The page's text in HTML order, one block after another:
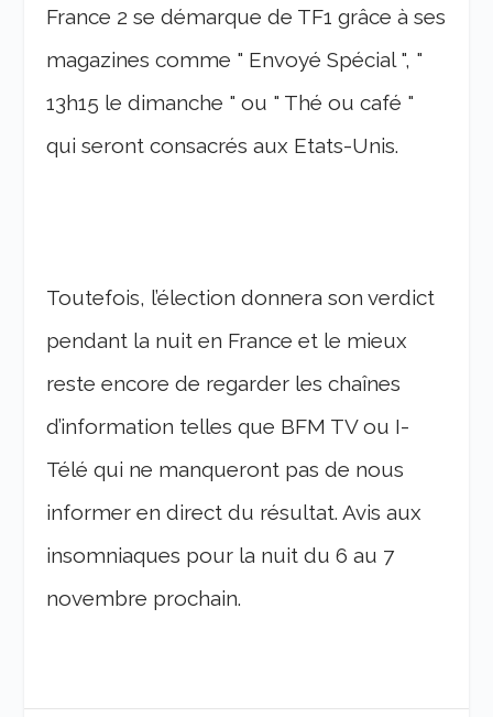
France 2 se démarque de TF1 grâce à ses
magazines comme " Envoyé Spécial ", "
13h15 le dimanche " ou " Thé ou café "
qui seront consacrés aux Etats-Unis.
Toutefois, l’élection donnera son verdict
pendant la nuit en France et le mieux
reste encore de regarder les chaînes
d’information telles que BFM TV ou I-
Télé qui ne manqueront pas de nous
informer en direct du résultat. Avis aux
insomniaques pour la nuit du 6 au 7
novembre prochain.